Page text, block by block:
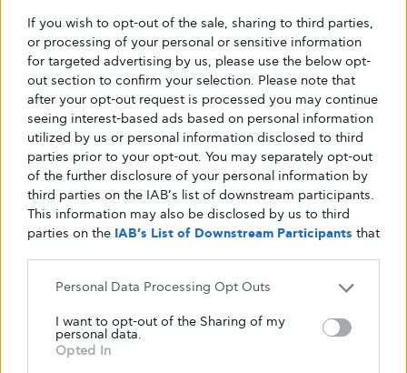
If you wish to opt-out of the sale, sharing to third parties,
or processing of your personal or sensitive information
for targeted advertising by us, please use the below opt-
out section to confirm your selection. Please note that
after your opt-out request is processed you may continue
seeing interest-based ads based on personal information
utilized by us or personal information disclosed to third
parties prior to your opt-out. You may separately opt-out
of the further disclosure of your personal information by
third parties on the IAB’s list of downstream participants.
This information may also be disclosed by us to third
parties on the IAB’s List of Downstream Participants that
Personal Data Processing Opt Outs
I want to opt-out of the Sharing of my
personal data.
Opted In